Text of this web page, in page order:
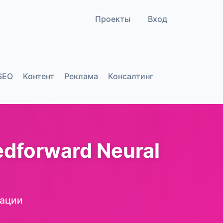
Проекты Вход
Контент Реклама Консалтинг
Neural